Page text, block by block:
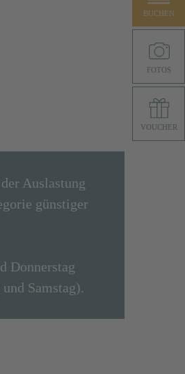
Auslastung
günstiger
Donnerstag
Samstag).
BUCHEN
FOTOS
VOUCHER